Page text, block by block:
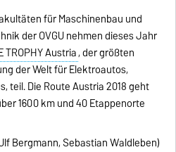
für Maschinenbau und
der OVGU nehmen dieses Jahr
TROPHY Austria, der größten
der Welt für Elektroautos,
teil. Die Route Austria 2018 geht
1600 km und 40 Etappenorte
Bergmann, Sebastian Waldleben)